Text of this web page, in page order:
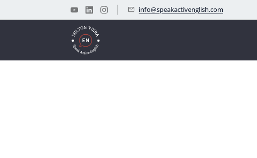
info@speakactivenglish.com